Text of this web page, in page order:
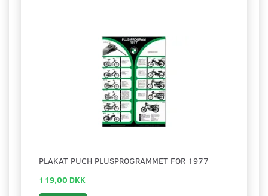
PLAKAT PUCH PLUSPROGRAMMET FOR 1977
119,00 DKK